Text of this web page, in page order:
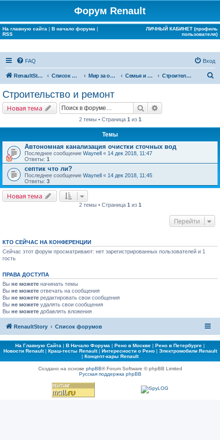
Форум Renault
На главную сайта | В начало форума |
RSS
ЛИЧНЫЙ КАБИНЕТ (профиль
пользователя)
FAQ Вход
RenaultStory Список форумов Мир за окном Renault Семья и дом Строительство и ремонт
Строительство и ремонт
Новая тема Поиск
2 темы • Страница 1 из 1
Темы
Автономная канализация очистки сточных вод
Последнее сообщение Waynell « 14 дек 2018, 11:47
Ответы: 1
септик что ли?
Последнее сообщение Waynell « 14 дек 2018, 11:45
Ответы: 3
Новая тема
2 темы • Страница 1 из 1
Перейти
КТО СЕЙЧАС НА КОНФЕРЕНЦИИ
Сейчас этот форум просматривают: нет зарегистрированных пользователей и 1
гость
ПРАВА ДОСТУПА
Вы не можете начинать темы
Вы не можете отвечать на сообщения
Вы не можете редактировать свои сообщения
Вы не можете удалять свои сообщения
Вы не можете добавлять вложения
RenaultStory Список форумов
На Главную Сайта | В Начало Форума | Рено в Москве | Рено в Петербурге |
Новости Renault| Краш-тесты Renault| Интересности о Рено| Электромобили Renault
| Концепт-кары Renault
Создано на основе phpBB® Forum Software © phpBB Limited
Русская поддержка phpBB